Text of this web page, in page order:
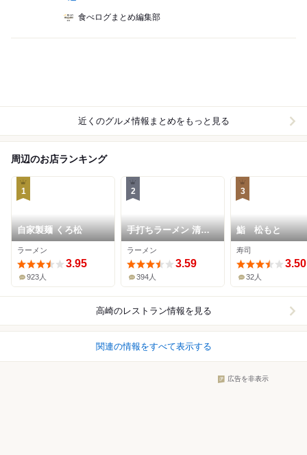
食べログまとめ編集部
近くのグルメ情報まとめをもっと見る
周辺のお店ランキング
1
自家製麺 くろ松
ラーメン
3.95
923人
2
手打ちラーメン 清仁
軒
ラーメン
3.59
394人
3
鮨 松もと
寿司
3.50
32人
高崎のレストラン情報を見る
関連の情報をすべて表示する
広告を非表示